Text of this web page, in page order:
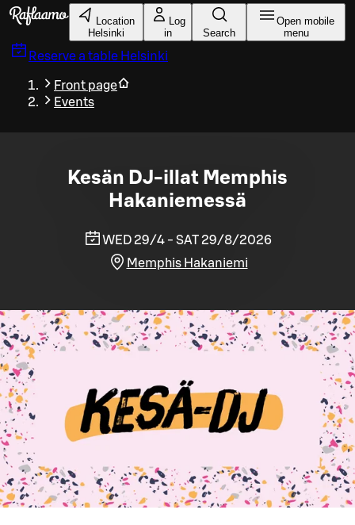
Skip to main content
Location
Helsinki
Log
in
Search
Open mobile
menu
Reserve a table Helsinki
Front page
Events
Kesän DJ-illat Memphis
Hakaniemessä
WED 29/4 - SAT 29/8/2026
Memphis Hakaniemi